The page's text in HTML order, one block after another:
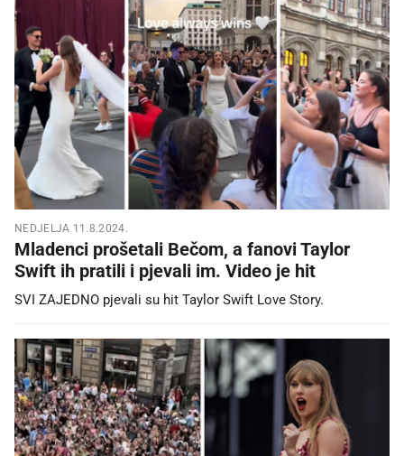
NEDJELJA 11.8.2024.
Mladenci prošetali Bečom, a fanovi Taylor
Swift ih pratili i pjevali im. Video je hit
SVI ZAJEDNO pjevali su hit Taylor Swift Love Story.